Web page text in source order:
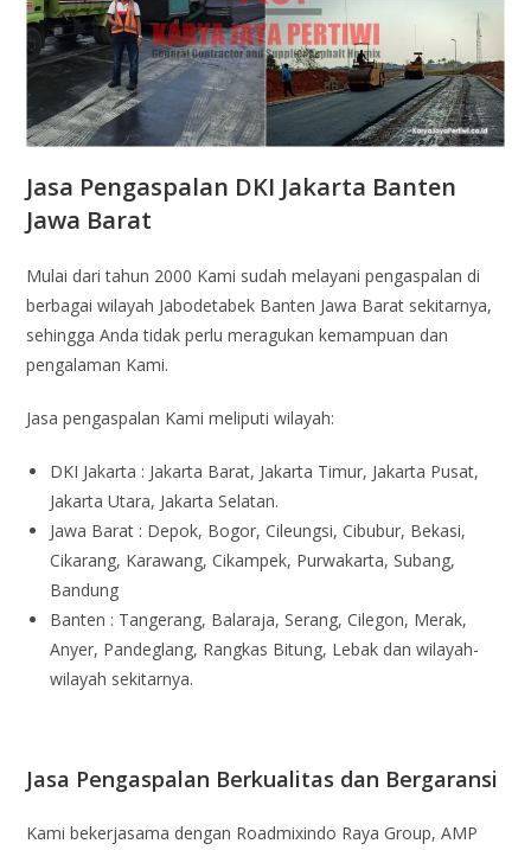
Jasa Pengaspalan DKI Jakarta Banten
Jawa Barat
Mulai dari tahun 2000 Kami sudah melayani pengaspalan di
berbagai wilayah Jabodetabek Banten Jawa Barat sekitarnya,
sehingga Anda tidak perlu meragukan kemampuan dan
pengalaman Kami.
Jasa pengaspalan Kami meliputi wilayah:
DKI Jakarta : Jakarta Barat, Jakarta Timur, Jakarta Pusat,
Jakarta Utara, Jakarta Selatan.
Jawa Barat : Depok, Bogor, Cileungsi, Cibubur, Bekasi,
Cikarang, Karawang, Cikampek, Purwakarta, Subang,
Bandung
Banten : Tangerang, Balaraja, Serang, Cilegon, Merak,
Anyer, Pandeglang, Rangkas Bitung, Lebak dan wilayah-
wilayah sekitarnya.
Jasa Pengaspalan Berkualitas dan Bergaransi
Kami bekerjasama dengan Roadmixindo Raya Group, AMP